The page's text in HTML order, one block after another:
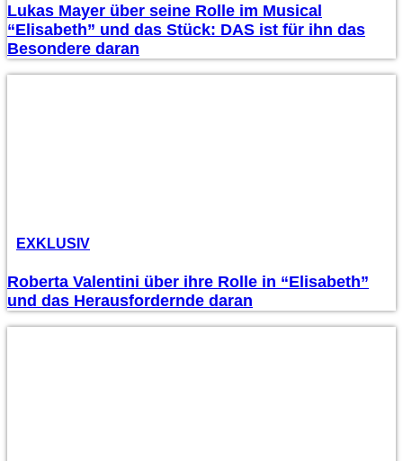
Lukas Mayer über seine Rolle im Musical
“Elisabeth” und das Stück: DAS ist für ihn das
Besondere daran
EXKLUSIV
Roberta Valentini über ihre Rolle in “Elisabeth”
und das Herausfordernde daran